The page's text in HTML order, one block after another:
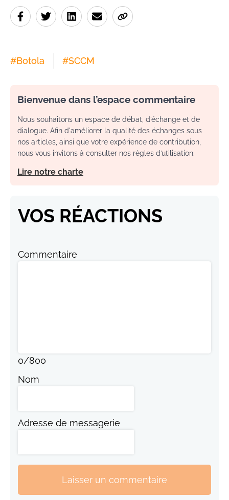
#Botola #SCCM
Bienvenue dans l’espace commentaire
Nous souhaitons un espace de débat, d’échange et de
dialogue. Afin d'améliorer la qualité des échanges sous
nos articles, ainsi que votre expérience de contribution,
nous vous invitons à consulter nos règles d’utilisation.
Lire notre charte
VOS RÉACTIONS
Commentaire
0/800
Nom
Adresse de messagerie
Laisser un commentaire